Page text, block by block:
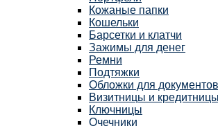
Кожаные папки
Кошельки
Барсетки и клатчи
Зажимы для денег
Ремни
Подтяжки
Обложки для документов
Визитницы и кредитницы
Ключницы
Очечники